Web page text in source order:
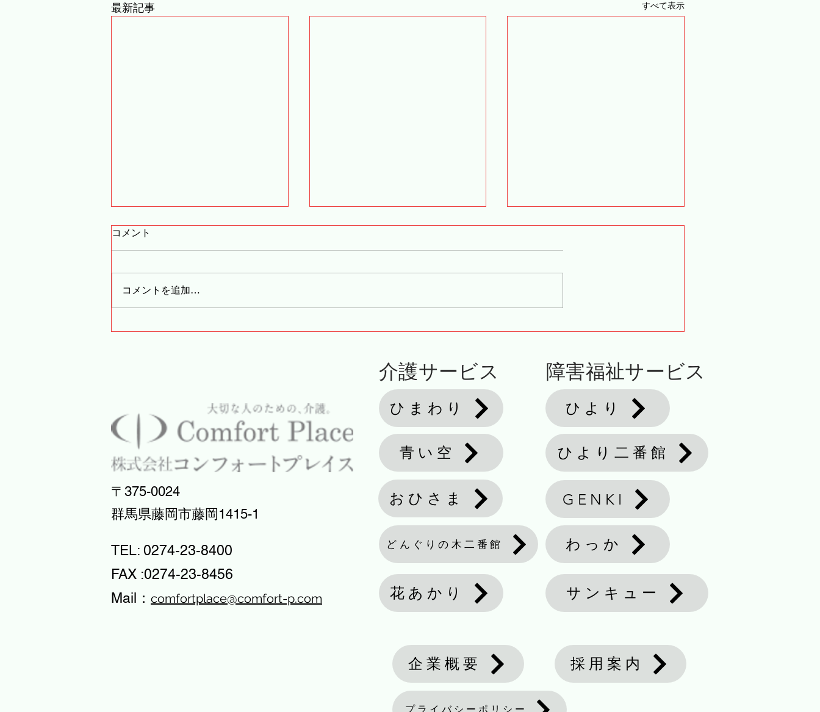
最新記事 すべて表示
コメント
コメントを追加…
〒375-0024
​群馬県藤岡市藤岡1415-1
TEL: 0274-23-8400
FAX :0274-23-8456
​Mail： comfortplace@comfort-p.com
介護サービス
ひまわり
青い空
おひさま
どんぐりの木二番館
花あかり
企業概要
障害福祉サービス
ひより
ひより二番館
GENKI
わっか
サンキュー
採用案内
プライバシーポリシー